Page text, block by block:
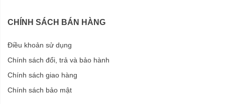
CHÍNH SÁCH BÁN HÀNG
Điều khoản sử dụng
Chính sách đổi, trả và bảo hành
Chính sách giao hàng
Chính sách bảo mật